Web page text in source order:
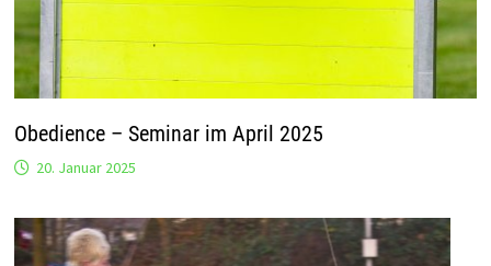
Obedience – Seminar im April 2025
20. Januar 2025